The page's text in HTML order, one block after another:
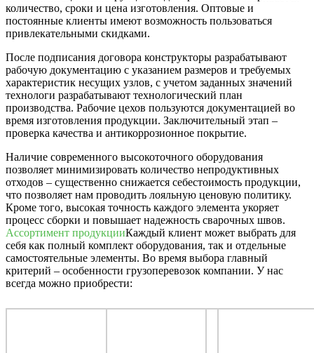
количество, сроки и цена изготовления. Оптовые и
постоянные клиенты имеют возможность пользоваться
привлекательными скидками.
После подписания договора конструкторы разрабатывают
рабочую документацию с указанием размеров и требуемых
характеристик несущих узлов, с учетом заданных значений
технологи разрабатывают технологический план
производства. Рабочие цехов пользуются документацией во
время изготовления продукции. Заключительный этап –
проверка качества и антикоррозионное покрытие.
Наличие современного высокоточного оборудования
позволяет минимизировать количество непродуктивных
отходов – существенно снижается себестоимость продукции,
что позволяет нам проводить лояльную ценовую политику.
Кроме того, высокая точность каждого элемента укоряет
процесс сборки и повышает надежность сварочных швов.
Ассортимент продукцииКаждый клиент может выбрать для
себя как полный комплект оборудования, так и отдельные
самостоятельные элементы. Во время выбора главный
критерий – особенности грузоперевозок компании. У нас
всегда можно приобрести: